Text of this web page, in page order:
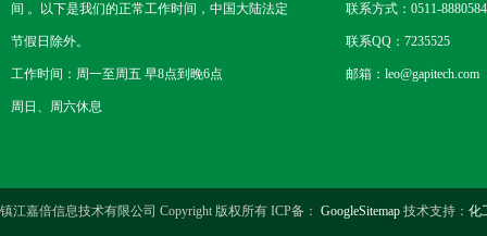
间 。以下是我们的正常工作时间，中国大陆法定
节假日除外。
工作时间：周一至周五 早8点到晚6点
周日、周六休息
联系方式：0511-
联系QQ：7235525
邮箱：leo@gapitech.com
镇江嘉倍信息技术有限公司 Copyright 版权所有 ICP备： GoogleSitemap 技术支持： 化